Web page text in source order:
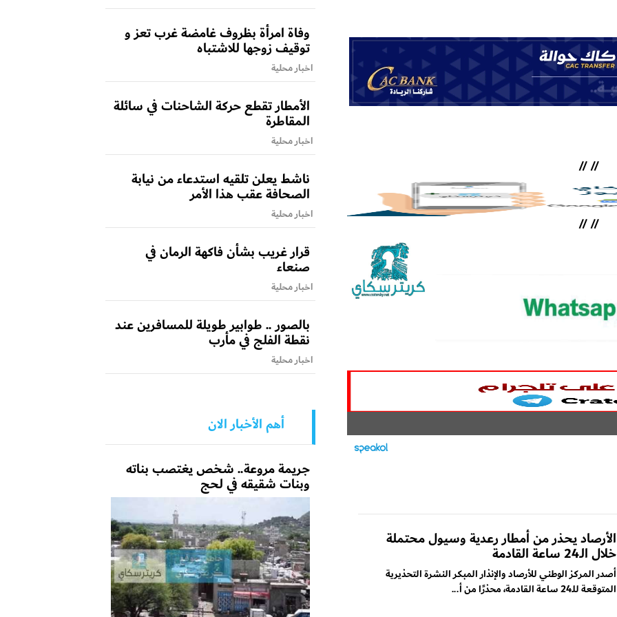
//
//
//
//
الأرصاد يحذر من أمطار رعدية وسيول محتملة
خلال الـ24 ساعة القادمة
أصدر المركز الوطني للأرصاد والإنذار المبكر النشرة التحذيرية
المتوقعة للـ24 ساعة القادمة، محذرًا من أ...
وفاة امرأة بظروف غامضة غرب تعز و
توقيف زوجها للاشتباه
اخبار محلية
الأمطار تقطع حركة الشاحنات في سائلة
المقاطرة
اخبار محلية
ناشط يعلن تلقيه استدعاء من نيابة
الصحافة عقب هذا الأمر
اخبار محلية
قرار غريب بشأن فاكهة الرمان في
صنعاء
اخبار محلية
بالصور .. طوابير طويلة للمسافرين عند
نقطة الفلج في مأرب
اخبار محلية
أهم الأخبار الان
جريمة مروعة.. شخص يغتصب بناته
وبنات شقيقه في لحج